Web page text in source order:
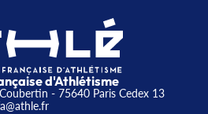
d'Athlétisme
- 75640 Paris Cedex 13